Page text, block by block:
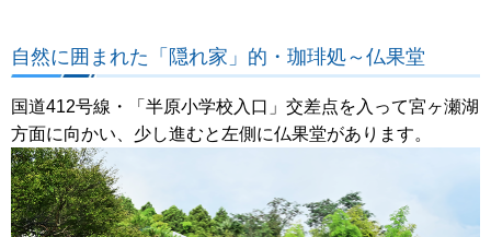
自然に囲まれた「隠れ家」的・珈琲処～仏果堂
国道412号線・「半原小学校入口」交差点を入って宮ヶ瀬湖
方面に向かい、少し進むと左側に仏果堂があります。